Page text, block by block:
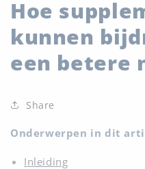
Hoe
kunnen
een betere
Share
Onderwerpen in dit
Inleiding